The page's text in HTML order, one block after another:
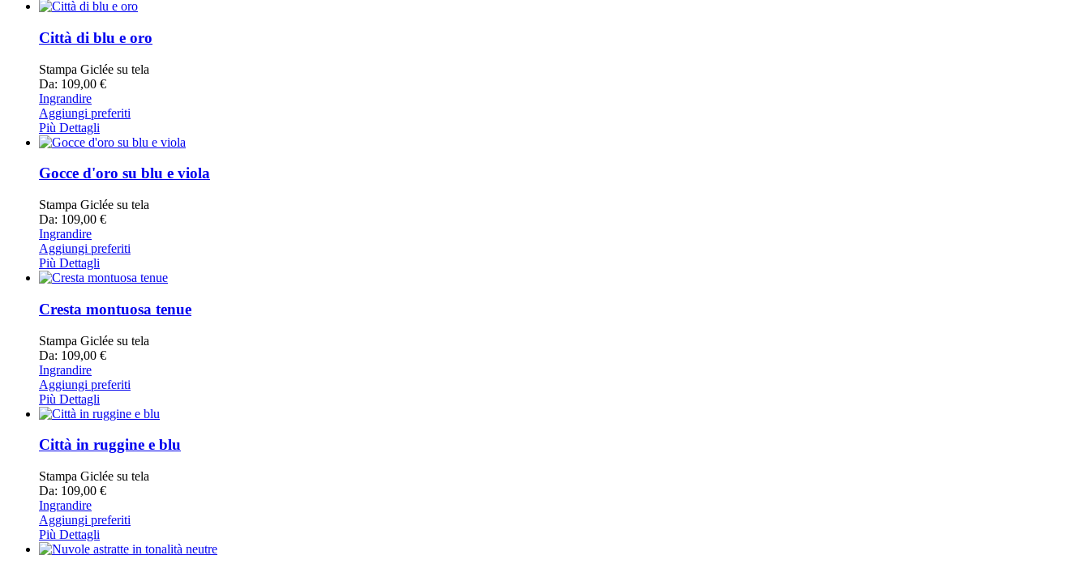
Città di blu e oro
Stampa Giclée su tela
Da: 109,00 €
Ingrandire
Aggiungi preferiti
Più Dettagli
Gocce d'oro su blu e viola
Stampa Giclée su tela
Da: 109,00 €
Ingrandire
Aggiungi preferiti
Più Dettagli
Cresta montuosa tenue
Stampa Giclée su tela
Da: 109,00 €
Ingrandire
Aggiungi preferiti
Più Dettagli
Città in ruggine e blu
Stampa Giclée su tela
Da: 109,00 €
Ingrandire
Aggiungi preferiti
Più Dettagli